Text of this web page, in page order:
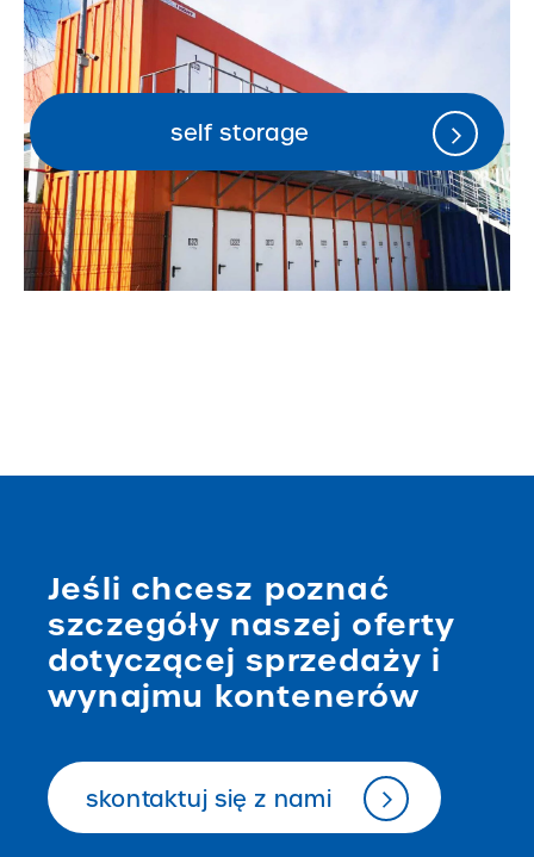
self storage
Jeśli chcesz poznać
szczegóły naszej oferty
dotyczącej sprzedaży i
wynajmu kontenerów
skontaktuj się z nami